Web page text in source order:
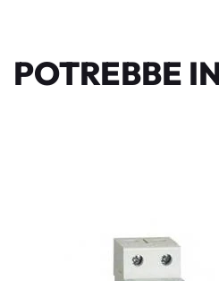
POTREBBE